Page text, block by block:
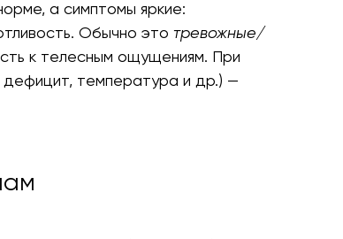
а симптомы яркие:
Обычно это тревожные/
к телесным ощущениям. При
дефицит, температура и др.) —